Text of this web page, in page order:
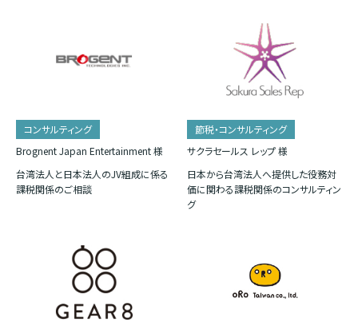
コンサルティング
Brognent Japan Entertainment 様
台湾法人と日本法人のJV組成に係る
課税関係のご相談
節税・コンサルティング
サクラセールス レップ 様
日本から台湾法人へ提供した役務対
価に関わる課税関係のコンサルティン
グ